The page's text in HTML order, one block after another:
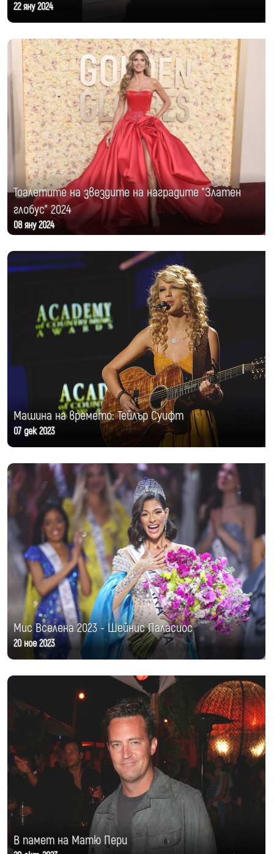
22 яну 2024
Тоалетите на звездите на наградите "Златен
глобус" 2024
08 яну 2024
Машина на времето: Тейлър Суифт
07 дек 2023
Мис Вселена 2023 - Шейнис Паласиос
20 ное 2023
В памет на Матю Пери